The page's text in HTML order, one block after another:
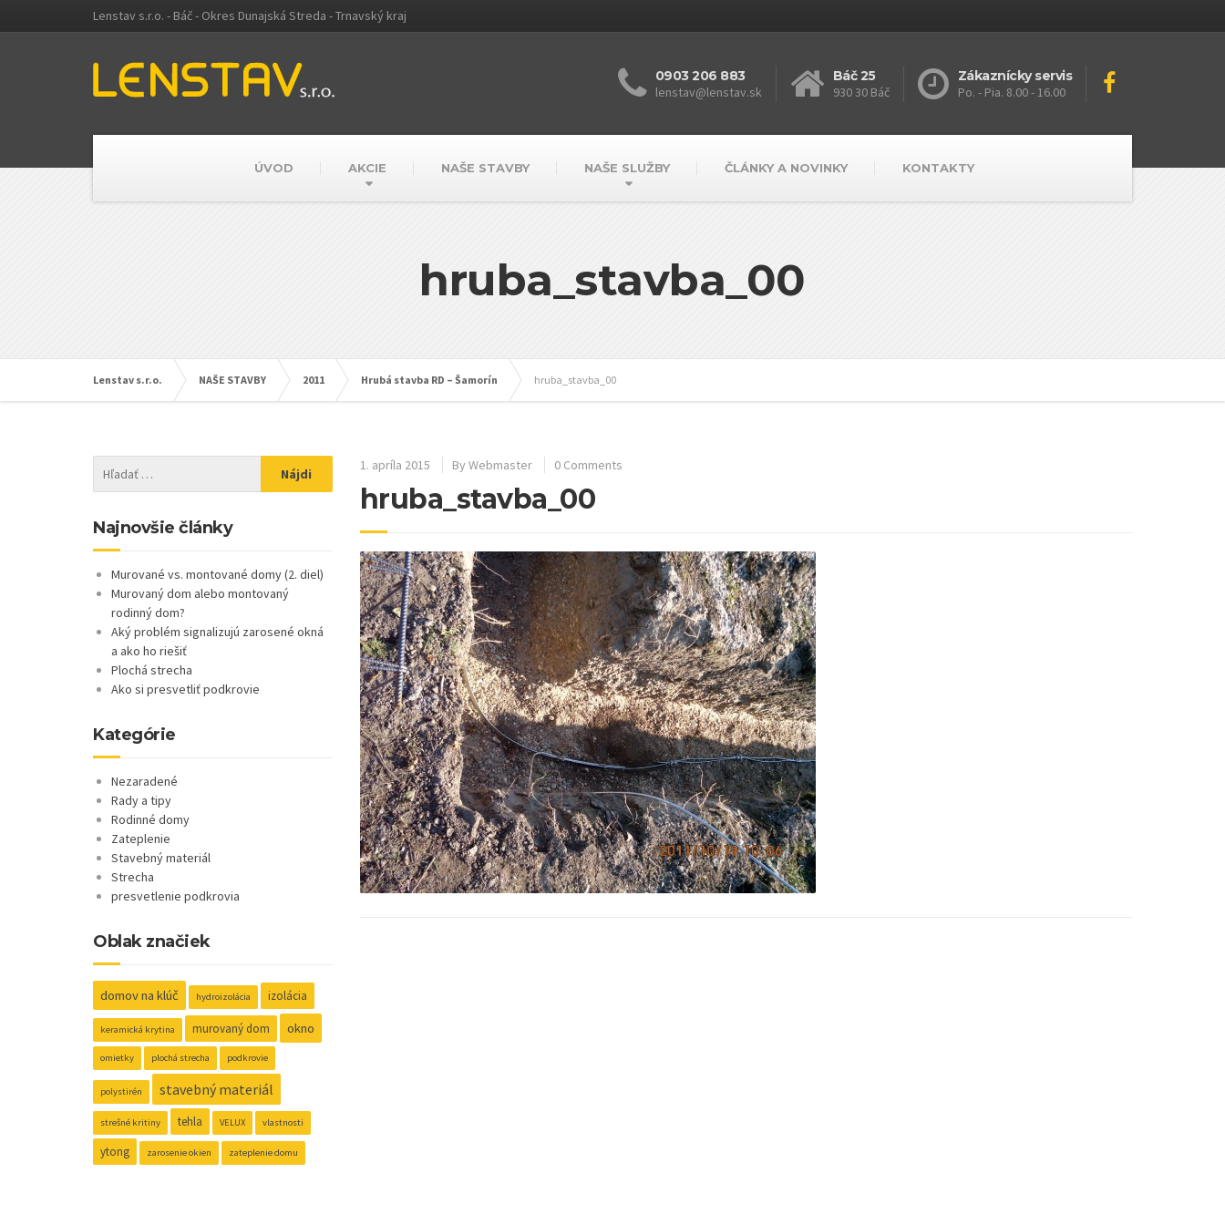
Lenstav s.r.o. - Báč - Okres Dunajská Streda - Trnavský kraj
0903 206 883
lenstav@lenstav.sk
Báč 25
930 30 Báč
Zákaznícky servis
Po. - Pia. 8.00 - 16.00
ÚVOD AKCIE NAŠE STAVBY NAŠE SLUŽBY ČLÁNKY A NOVINKY KONTAKTY
hruba_stavba_00
Lenstav s.r.o. NAŠE STAVBY 2011 Hrubá stavba RD – Šamorín hruba_stavba_00
1. apríla 2015 By Webmaster 0 Comments
hruba_stavba_00
Najnovšie články
Murované vs. montované domy (2. diel)
Murovaný dom alebo montovaný
rodinný dom?
Aký problém signalizujú zarosené okná
a ako ho riešiť
Plochá strecha
Ako si presvetliť podkrovie
Kategórie
Nezaradené
Rady a tipy
Rodinné domy
Zateplenie
Stavebný materiál
Strecha
presvetlenie podkrovia
Oblak značiek
domov na klúč hydroizolácia izolácia
keramická krytina murovaný dom okno
omietky plochá strecha podkrovie
polystirén stavebný materiál
strešné kritiny tehla VELUX vlastnosti
ytong zarosenie okien zateplenie domu